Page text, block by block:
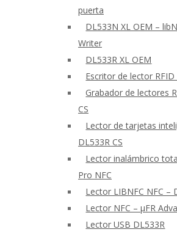
puerta
DL533N XL OEM –
Writer
DL533R XL OEM
Escritor de lector
Grabador de lectores
CS
Lector de tarjetas
DL533R CS
Lector inalámbrico
Pro NFC
Lector LIBNFC NFC –
Lector NFC – μFR
Lector USB DL533R